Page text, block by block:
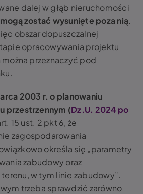
dalej w głąb nieruchomości
zostać wysunięte poza nią.
obszar dopuszczalnej
opracowywania projektu
przeznaczyć pod
2003 r. o planowaniu
przestrzennym (Dz.U. 2024 po
15 ust. 2 pkt 6, że
zagospodarowania
określa się „parametry
zabudowy oraz
w tym linie zabudowy”.
trzeba sprawdzić zarówno